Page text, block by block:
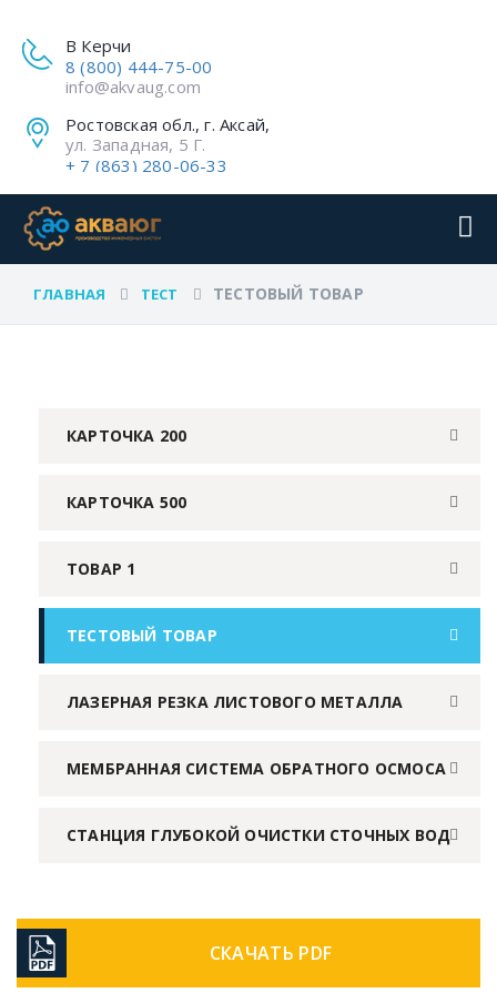
В Керчи
8 (800) 444-75-00
info@akvaug.com
Ростовская обл., г. Аксай,
ул. Западная, 5 Г.
+ 7 (863) 280-06-33
ГЛАВНАЯ ТЕСТ ТЕСТОВЫЙ ТОВАР
КАРТОЧКА 200
КАРТОЧКА 500
ТОВАР 1
ТЕСТОВЫЙ ТОВАР
ЛАЗЕРНАЯ РЕЗКА ЛИСТОВОГО МЕТАЛЛА
МЕМБРАННАЯ СИСТЕМА ОБРАТНОГО ОСМОСА
СТАНЦИЯ ГЛУБОКОЙ ОЧИСТКИ СТОЧНЫХ ВОД
СКАЧАТЬ PDF